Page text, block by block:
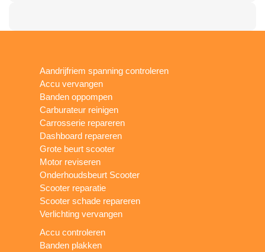
Aandrijfriem spanning controleren
Accu vervangen
Banden oppompen
Carburateur reinigen
Carrosserie repareren
Dashboard repareren
Grote beurt scooter
Motor reviseren
Onderhoudsbeurt Scooter
Scooter reparatie
Scooter schade repareren
Verlichting vervangen
Accu controleren
Banden plakken